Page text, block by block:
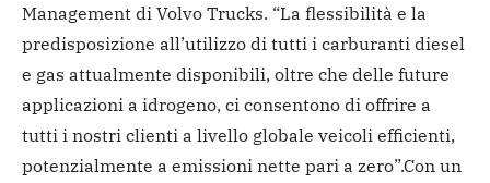
Management di Volvo Trucks. “La flessibilità e la
predisposizione all’utilizzo di tutti i carburanti diesel
e gas attualmente disponibili, oltre che delle future
applicazioni a idrogeno, ci consentono di offrire a
tutti i nostri clienti a livello globale veicoli efficienti,
potenzialmente a emissioni nette pari a zero”.Con un